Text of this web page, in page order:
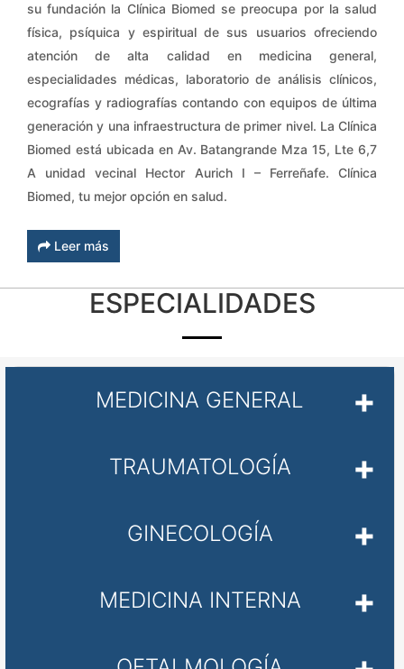
su fundación la Clínica Biomed se preocupa por la salud
física, psíquica y espiritual de sus usuarios ofreciendo
atención de alta calidad en medicina general,
especialidades médicas, laboratorio de análisis clínicos,
ecografías y radiografías contando con equipos de última
generación y una infraestructura de primer nivel. La Clínica
Biomed está ubicada en Av. Batangrande Mza 15, Lte 6,7
A unidad vecinal Hector Aurich I – Ferreñafe. Clínica
Biomed, tu mejor opción en salud.
Leer más
ESPECIALIDADES
MEDICINA GENERAL
TRAUMATOLOGÍA
GINECOLOGÍA
MEDICINA INTERNA